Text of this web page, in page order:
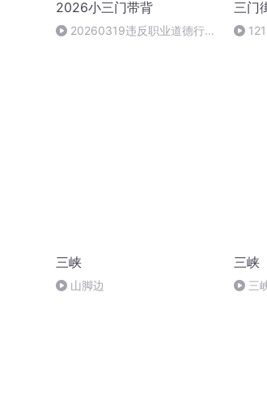
2026小三门带背
20260319违反职业道德行为
三门
三峡
山脚边
三峡
三